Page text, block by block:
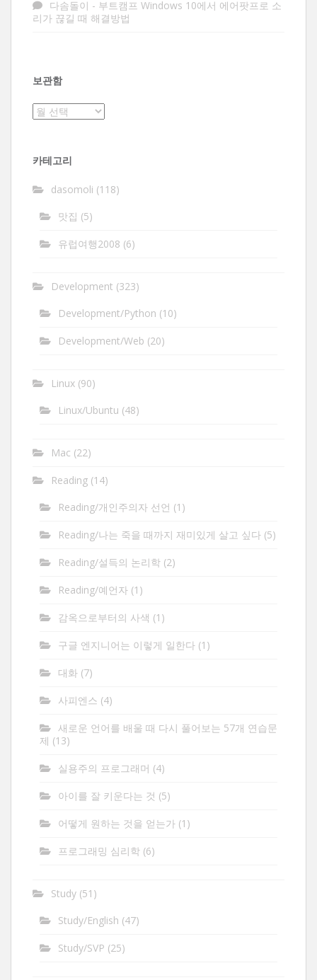
다솜돌이 - 부트캠프 Windows 10에서 에어팟프로 소
리가 끊길 때 해결방법
보관함
보
카테고리
dasomoli (118)
맛집 (5)
유럽여행2008 (6)
Development (323)
Development/Python (10)
Development/Web (20)
Linux (90)
Linux/Ubuntu (48)
Mac (22)
Reading (14)
Reading/개인주의자 선언 (1)
Reading/나는 죽을 때까지 재미있게 살고 싶다 (5)
Reading/설득의 논리학 (2)
Reading/예언자 (1)
감옥으로부터의 사색 (1)
구글 엔지니어는 이렇게 일한다 (1)
대화 (7)
사피엔스 (4)
새로운 언어를 배울 때 다시 풀어보는 57개 연습문
제 (13)
실용주의 프로그래머 (4)
아이를 잘 키운다는 것 (5)
어떻게 원하는 것을 얻는가 (1)
프로그래밍 심리학 (6)
Study (51)
Study/English (47)
Study/SVP (25)